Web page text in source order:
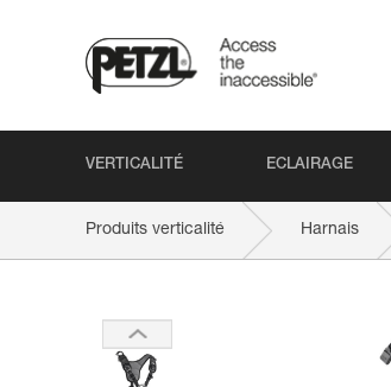
VERTICALITÉ ECLAIRAGE
Produits verticalité Harnais